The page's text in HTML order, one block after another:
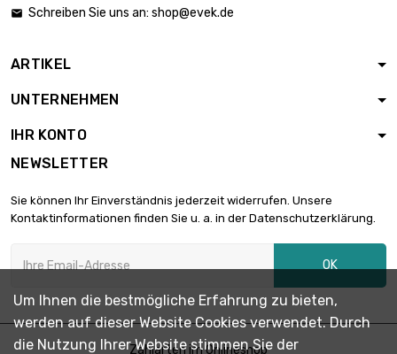
 Schreiben Sie uns an: shop@evek.de
ARTIKEL
UNTERNEHMEN
IHR KONTO
NEWSLETTER
Sie können Ihr Einverständnis jederzeit widerrufen. Unsere
Kontaktinformationen finden Sie u. a. in der Datenschutzerklärung.
OK
Zahlarten im Onlineshop
Um Ihnen die bestmögliche Erfahrung zu bieten,
werden auf dieser Website Cookies verwendet. Durch
die Nutzung Ihrer Website stimmen Sie der